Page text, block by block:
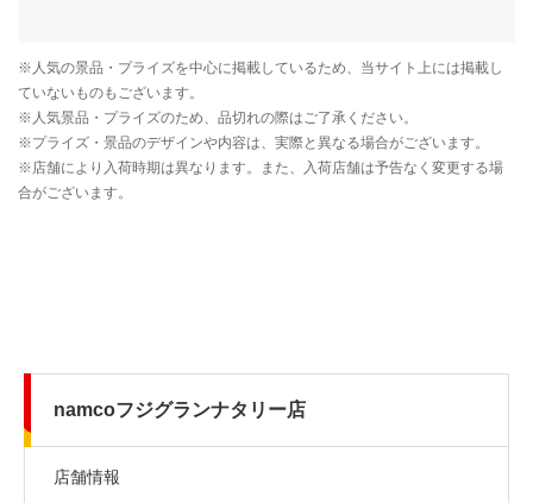
namcoフジグランナタリー店
店舗情報